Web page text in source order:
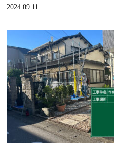
2024.09.11